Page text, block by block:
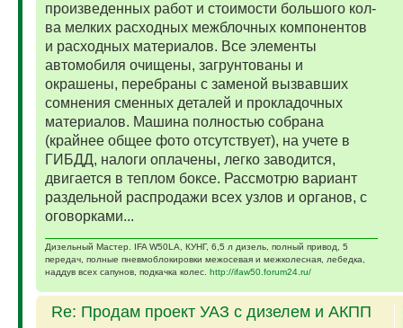
произведенных работ и стоимости большого кол-
ва мелких расходных межблочных компонентов
и расходных материалов. Все элементы
автомобиля очищены, загрунтованы и
окрашены, перебраны с заменой вызвавших
сомнения сменных деталей и прокладочных
материалов. Машина полностью собрана
(крайнее общее фото отсутствует), на учете в
ГИБДД, налоги оплачены, легко заводится,
двигается в теплом боксе. Рассмотрю вариант
раздельной распродажи всех узлов и органов, с
оговорками...
Дизельный Мастер. IFA W50LA, КУНГ, 6,5 л дизель, полный привод, 5
передач, полные пневмоблокировки межосевая и межколесная, лебедка,
наддув всех сапунов, подкачка колес. http://ifaw50.forum24.ru/
Re: Продам проект УАЗ с дизелем и АКПП